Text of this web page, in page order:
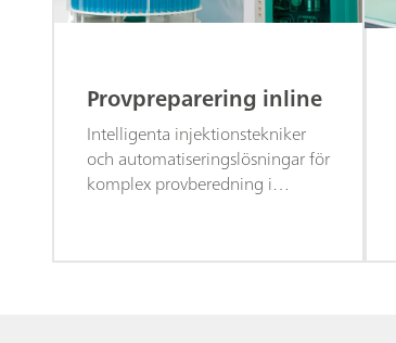
Provpreparering inline
Intelligenta injektionstekniker
och automatiseringslösningar för
komplex provberedning i